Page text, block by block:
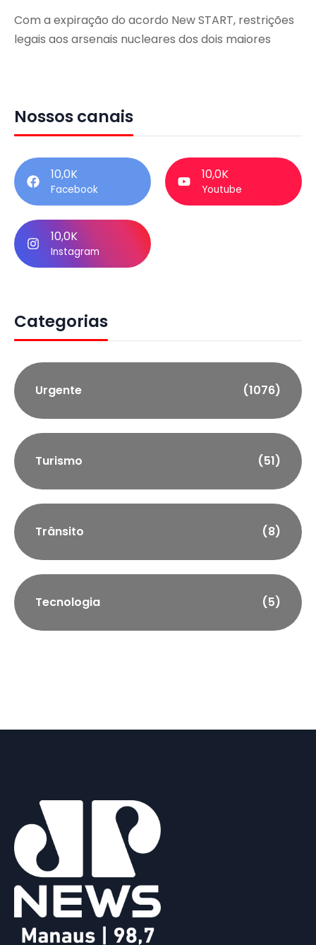
Com a expiração do acordo New START, restrições
legais aos arsenais nucleares dos dois maiores
Nossos canais
10,0K
Facebook
10,0K
Youtube
10,0K
Instagram
Categorias
Urgente (1076)
Turismo (51)
Trânsito (8)
Tecnologia (5)